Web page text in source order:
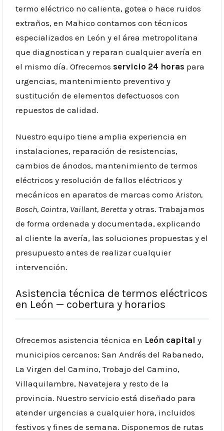
termo eléctrico no calienta, gotea o hace ruidos
extraños, en Mahico contamos con técnicos
especializados en León y el área metropolitana
que diagnostican y reparan cualquier avería en
el mismo día. Ofrecemos servicio 24 horas para
urgencias, mantenimiento preventivo y
sustitución de elementos defectuosos con
repuestos de calidad.
Nuestro equipo tiene amplia experiencia en
instalaciones, reparación de resistencias,
cambios de ánodos, mantenimiento de termos
eléctricos y resolución de fallos eléctricos y
mecánicos en aparatos de marcas como Ariston,
Bosch, Cointra, Vaillant, Beretta y otras. Trabajamos
de forma ordenada y documentada, explicando
al cliente la avería, las soluciones propuestas y el
presupuesto antes de realizar cualquier
intervención.
Asistencia técnica de termos eléctricos
en León — cobertura y horarios
Ofrecemos asistencia técnica en León capital y
municipios cercanos: San Andrés del Rabanedo,
La Virgen del Camino, Trobajo del Camino,
Villaquilambre, Navatejera y resto de la
provincia. Nuestro servicio está diseñado para
atender urgencias a cualquier hora, incluidos
festivos y fines de semana. Disponemos de rutas